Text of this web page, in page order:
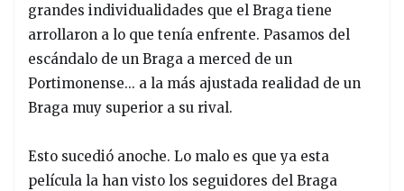
grandes individualidades que el Braga tiene
arrollaron a lo que tenía enfrente. Pasamos del
escándalo de un Braga a merced de un
Portimonense... a la más ajustada realidad de un
Braga muy superior a su rival.
Esto sucedió anoche. Lo malo es que ya esta
película la han visto los seguidores del Braga